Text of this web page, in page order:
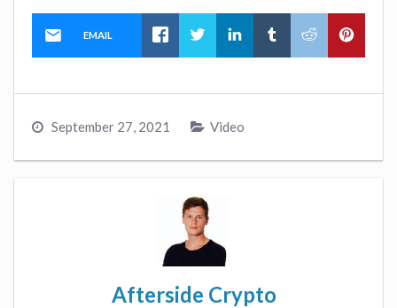
EMAIL
September 27, 2021 Video
Afterside Crypto